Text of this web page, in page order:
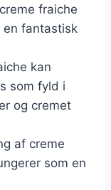
fraiche
en fantastisk
kan
som fyld i
og cremet
af creme
som en